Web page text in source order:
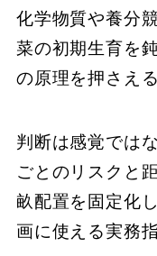
化学物質や養分
菜の初期生育を
の原理を押さえ
判断は感覚では
ごとのリスクと
畝配置を固定化
画に使える実務